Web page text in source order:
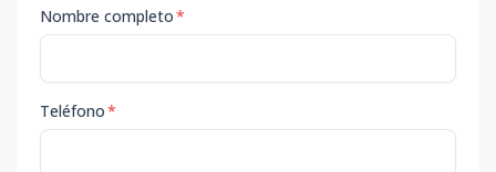
Nombre completo*
Teléfono*